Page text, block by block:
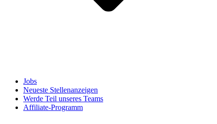
Jobs
Neueste Stellenanzeigen
Werde Teil unseres Teams
Affiliate-Programm